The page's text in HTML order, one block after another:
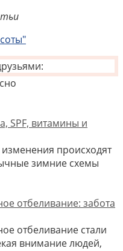
SPF, витамины и
изменения происходят
зимние схемы
отбеливание: забота
отбеливание стали
внимание людей,